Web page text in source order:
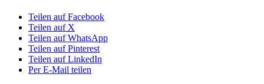
Teilen auf Facebook
Teilen auf X
Teilen auf WhatsApp
Teilen auf Pinterest
Teilen auf LinkedIn
Per E-Mail teilen